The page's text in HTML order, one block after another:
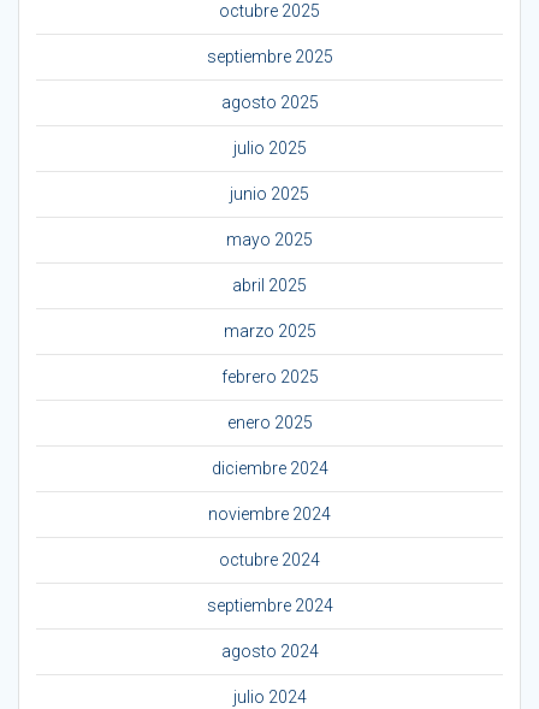
octubre 2025
septiembre 2025
agosto 2025
julio 2025
junio 2025
mayo 2025
abril 2025
marzo 2025
febrero 2025
enero 2025
diciembre 2024
noviembre 2024
octubre 2024
septiembre 2024
agosto 2024
julio 2024